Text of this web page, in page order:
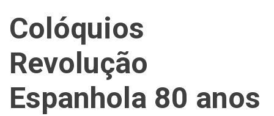
Colóquios
Revolução
Espanhola 80 anos